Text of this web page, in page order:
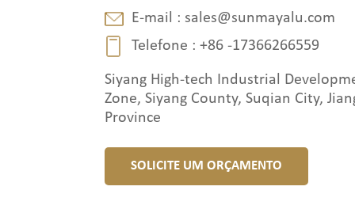
E-mail : sales@sunmayalu.com
Telefone : +86 -17366266559
Siyang High-tech Industrial
Zone, Siyang County, Suqian City,
Province
SOLICITE UM ORÇAMENTO